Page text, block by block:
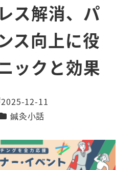
ス解消、パ
ス向上に役
ックと効果
日
2025-12-11
テゴリー
鍼灸小話